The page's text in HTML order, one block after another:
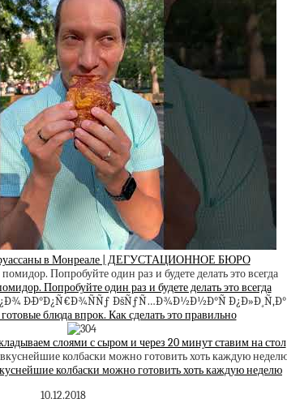
в Монреале | ДЕГУСТАЦИОННОЕ БЮРО
Попробуйте один раз и будете делать это всегда
блюда впрок. Как сделать это правильно
слоями с сыром и через 20 минут ставим на стол
колбаски можно готовить хоть каждую неделю
10.12.2018